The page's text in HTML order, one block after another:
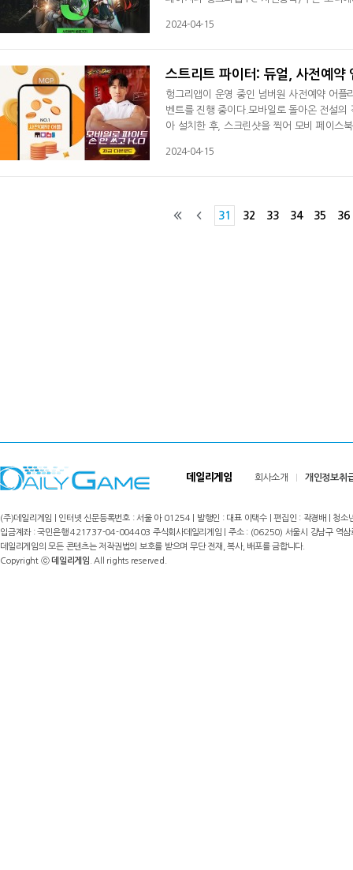
니 50개, 태조의 전투 부적 100개, 이순신
2024-04-15
스트리트 파이터: 듀얼, 사전예약
헝그리앱이 운영 중인 넘버원 사전예약 어플
벤트를 진행 중이다.모바일로 돌아온 전설
아 설치한 후, 스크린샷을 찍어 모비 페이스
래버 이벤트에 참여하는 모든 이용자들에게
2024-04-15
31 32 33 34 35 36
데일리게임 회사소개 개인정보취
(주)데일리게임 | 인터넷 신문등록번호 : 서울 아 01254 | 발행인 : 대표 이택수 | 편집인 : 곽경배 |
입금계좌 : 국민은행 421737-04-004403 주식회사데일리게임 | 주소 : (06250) 서울시 강남구
데일리게임의 모든 콘텐츠는 저작권법의 보호를 받으며 무단 전재, 복사, 배포를 금합니다.
Copyright ⓒ데일리게임 . All rights reserved.